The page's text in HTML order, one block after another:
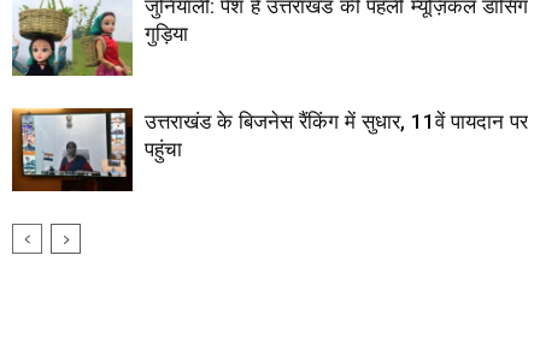
जुनियाली: पेश है उत्तराखंड की पहली म्यूज़िकल डांसिग
गुड़िया
उत्तराखंड के बिजनेस रैंकिंग में सुधार, 11वें पायदान पर
पहुंचा